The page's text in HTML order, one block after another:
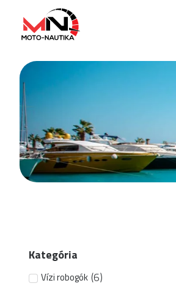
Kategória
Vízi robogók (6)